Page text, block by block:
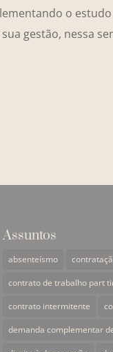
o
gestão, nessa
Assuntos
absenteísmo
contrato de trabalho part
contrato intermitente
demanda complementar